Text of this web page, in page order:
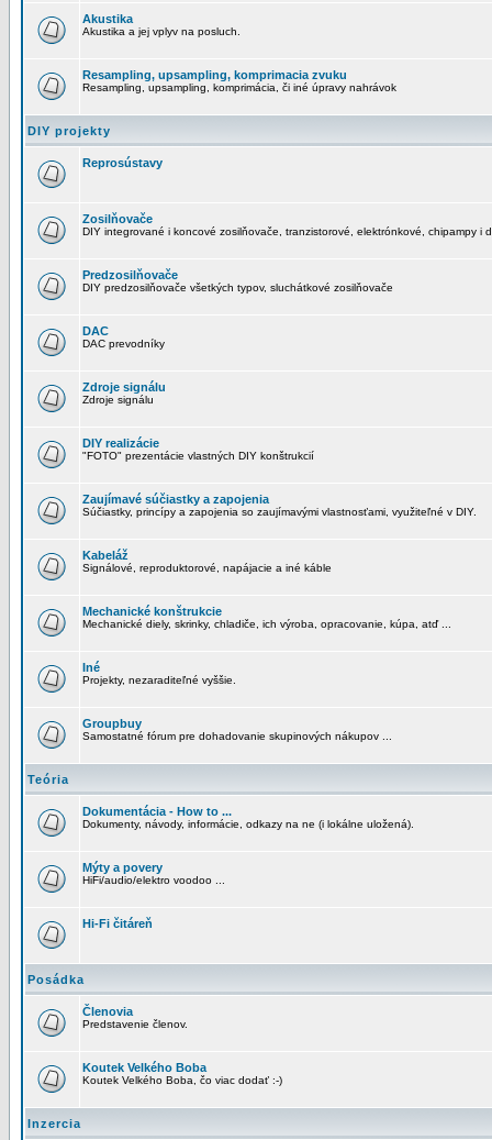
Akustika
Akustika a jej vplyv na posluch.
Resampling, upsampling, komprimacia zvuku
Resampling, upsampling, komprimácia, či iné úpravy nahrávok
DIY projekty
Reprosústavy
Zosilňovače
DIY integrované i koncové zosilňovače, tranzistorové, elektrónkové, chipampy i
Predzosilňovače
DIY predzosilňovače všetkých typov, sluchátkové zosilňovače
DAC
DAC prevodníky
Zdroje signálu
Zdroje signálu
DIY realizácie
"FOTO" prezentácie vlastných DIY konštrukcií
Zaujímavé súčiastky a zapojenia
Súčiastky, princípy a zapojenia so zaujímavými vlastnosťami, využiteľné v DIY.
Kabeláž
Signálové, reproduktorové, napájacie a iné káble
Mechanické konštrukcie
Mechanické diely, skrinky, chladiče, ich výroba, opracovanie, kúpa, atď ...
Iné
Projekty, nezaraditeľné vyššie.
Groupbuy
Samostatné fórum pre dohadovanie skupinových nákupov ...
Teória
Dokumentácia - How to ...
Dokumenty, návody, informácie, odkazy na ne (i lokálne uložená).
Mýty a povery
HiFi/audio/elektro voodoo ...
Hi-Fi čitáreň
Posádka
Členovia
Predstavenie členov.
Koutek Velkého Boba
Koutek Velkého Boba, čo viac dodať :-)
Inzercia